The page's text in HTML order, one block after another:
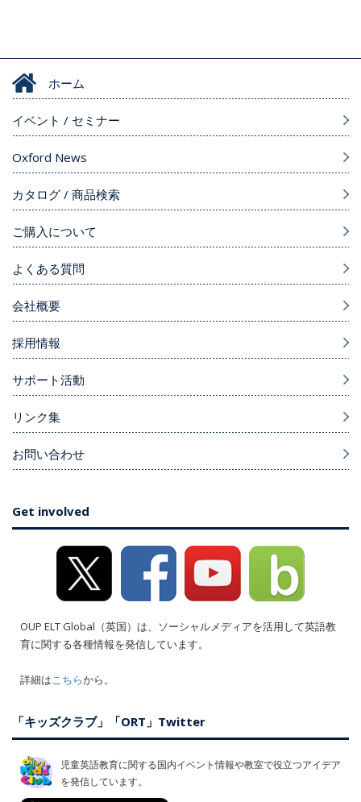
ホーム
イベント / セミナー
Oxford News
カタログ / 商品検索
ご購入について
よくある質問
会社概要
採用情報
サポート活動
リンク集
お問い合わせ
Get involved
OUP ELT Global（英国）は、ソーシャルメディアを活用して英語教
育に関する各種情報を発信しています。
詳細はこちらから。
「キッズクラブ」「ORT」Twitter
児童英語教育に関する国内イベント情報や教室で役立つアイデア
を発信しています。